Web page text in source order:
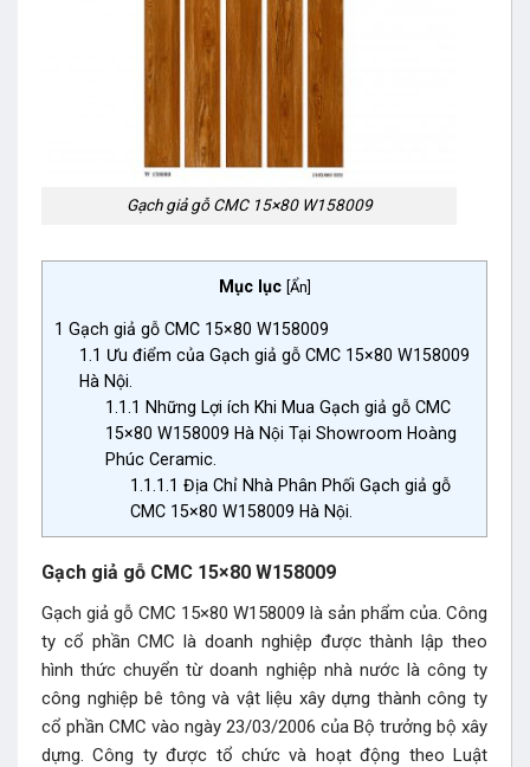
Gạch giả gỗ CMC 15×80 W158009
Mục lục Ẩn
1 Gạch giả gỗ CMC 15×80 W158009
1.1 Ưu điểm của Gạch giả gỗ CMC 15×80 W158009
Hà Nội.
1.1.1 Những Lợi ích Khi Mua Gạch giả gỗ CMC
15×80 W158009 Hà Nội Tại Showroom Hoàng
Phúc Ceramic.
1.1.1.1 Địa Chỉ Nhà Phân Phối Gạch giả gỗ
CMC 15×80 W158009 Hà Nội.
Gạch giả gỗ CMC 15×80 W158009
Gạch giả gỗ CMC 15×80 W158009 là sản phẩm của. Công
ty cổ phần CMC là doanh nghiệp được thành lập theo
hình thức chuyển từ doanh nghiệp nhà nước là công ty
công nghiệp bê tông và vật liệu xây dựng thành công ty
cổ phần CMC vào ngày 23/03/2006 của Bộ trưởng bộ xây
dựng. Công ty được tổ chức và hoạt động theo Luật